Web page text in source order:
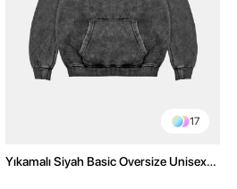
17
Yıkamalı Siyah Basic Oversize Unisex